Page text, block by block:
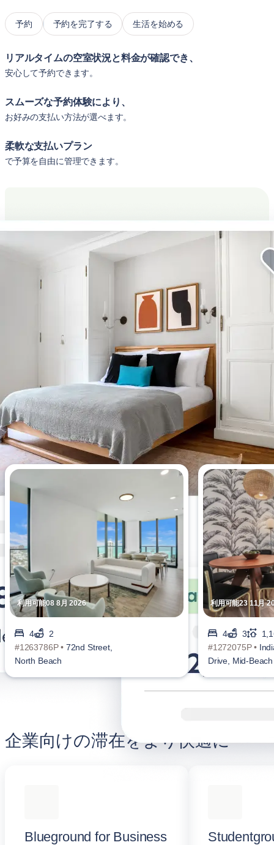
予約 予約を完了する 生活を始める
リアルタイムの空室状況と料金が確認でき、
安心して予約できます。
スムーズな予約体験により、
お好みの支払い方法が選べます。
柔軟な支払いプラン
で予算を自由に管理できます。
今週最も閲覧された4 ベッドルー
ムアパート。
利用可能08 8月 2026
4
2
#1263786P • 72nd Street,
North Beach
利用可能23 11月
4 3
#1272075P •
Drive, Mid-Beach
企業向けの滞在をより快適に
Blueground for Business